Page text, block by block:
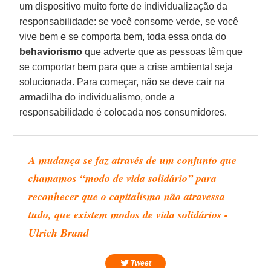
um dispositivo muito forte de individualização da
responsabilidade: se você consome verde, se você
vive bem e se comporta bem, toda essa onda do
behaviorismo que adverte que as pessoas têm que
se comportar bem para que a crise ambiental seja
solucionada. Para começar, não se deve cair na
armadilha do individualismo, onde a
responsabilidade é colocada nos consumidores.
A mudança se faz através de um conjunto que
chamamos “modo de vida solidário” para
reconhecer que o capitalismo não atravessa
tudo, que existem modos de vida solidários -
Ulrich Brand
Tweet